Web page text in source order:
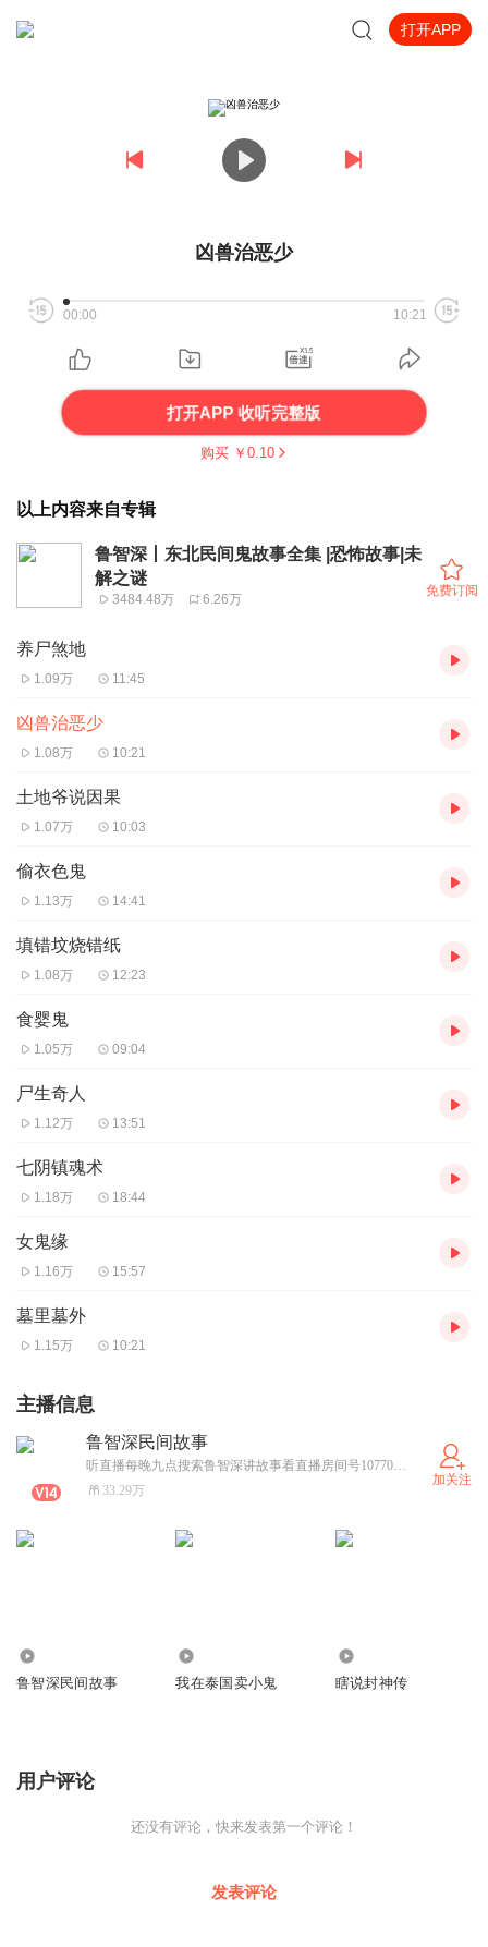
打开APP
凶兽治恶少
00:00 10:21
打开APP 收听完整版
购买 ￥ 0.10
以上内容来自专辑
鲁智深丨东北民间鬼故事全集 |恐怖故事|未
解之谜
3484.48万 6.26万
免费订阅
养尸煞地
1.09万 11:45
凶兽治恶少
1.08万 10:21
土地爷说因果
1.07万 10:03
偷衣色鬼
1.13万 14:41
填错坟烧错纸
1.08万 12:23
食婴鬼
1.05万 09:04
尸生奇人
1.12万 13:51
七阴镇魂术
1.18万 18:44
女鬼缘
1.16万 15:57
墓里墓外
1.15万 10:21
主播信息
鲁智深民间故事
听直播每晚九点搜索鲁智深讲故事看直播房间号10770658
33.29万
加关注
鲁智深民间故事 我在泰国卖小鬼 瞎说封神传
用户评论
还没有评论，快来发表第一个评论！
发表评论